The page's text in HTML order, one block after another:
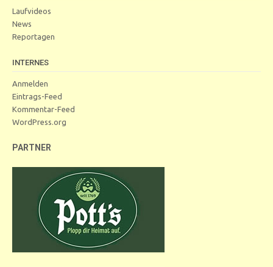
Laufvideos
News
Reportagen
INTERNES
Anmelden
Eintrags-Feed
Kommentar-Feed
WordPress.org
PARTNER